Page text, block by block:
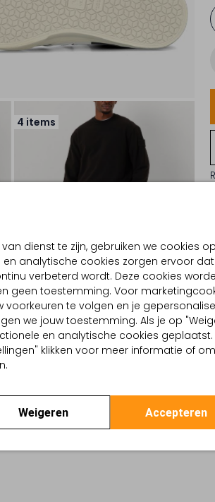
dienst te zijn, gebruiken we cookies op
en analytische cookies zorgen ervoor
verbeterd wordt. Deze cookies
geen toestemming. Voor
voorkeuren te volgen en je
we jouw toestemming. Als je op
en analytische cookies geplaatst.
klikken voor meer informatie of
Weigeren Accepteren
4 items
Ontdek de look
INFORMATIE